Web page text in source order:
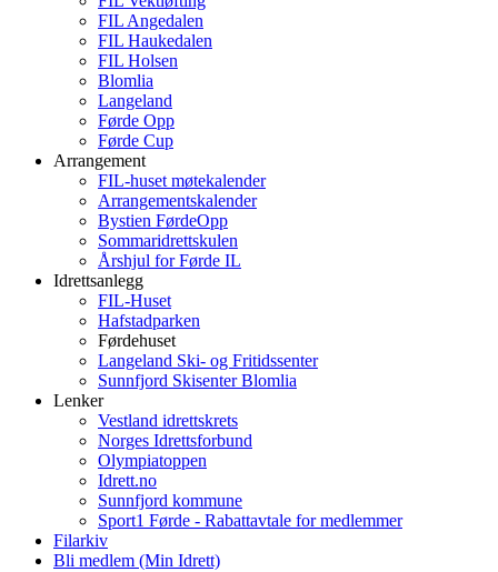
FIL Angedalen
FIL Haukedalen
FIL Holsen
Blomlia
Langeland
Førde Opp
Førde Cup
Arrangement
FIL-huset møtekalender
Arrangementskalender
Bystien FørdeOpp
Sommaridrettskulen
Årshjul for Førde IL
Idrettsanlegg
FIL-Huset
Hafstadparken
Førdehuset
Langeland Ski- og Fritidssenter
Sunnfjord Skisenter Blomlia
Lenker
Vestland idrettskrets
Norges Idrettsforbund
Olympiatoppen
Idrett.no
Sunnfjord kommune
Sport1 Førde - Rabattavtale for medlemmer
Filarkiv
Bli medlem (Min Idrett)